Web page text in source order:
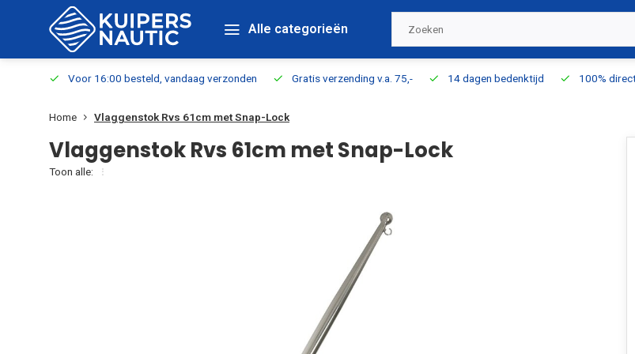
Alle categorieën
Voor 16:00 besteld, vandaag verzonden Gratis verzending v.a. 75,- 14 dagen bedenktijd 100%
Home Vlaggenstok Rvs 61cm met Snap-Lock
Vlaggenstok Rvs 61cm met Snap-Lock
Toon alle: